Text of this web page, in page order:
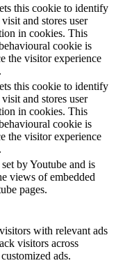
this cookie to identify
and stores user
in cookies. This
cookie is
the visitor experience
this cookie to identify
and stores user
in cookies. This
cookie is
the visitor experience
by Youtube and is
views of embedded
pages.
with relevant ads
visitors across
ads.